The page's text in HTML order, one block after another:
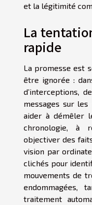
et la légitimité
La
rapide
La promesse est
être ignorée :
d’interceptions,
messages sur les
aider à démêler
chronologie, à
objectiver des
vision par
clichés pour
mouvements de
endommagées,
traitement